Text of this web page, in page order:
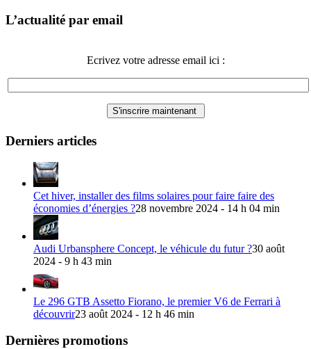
L’actualité par email
Ecrivez votre adresse email ici :
Derniers articles
Cet hiver, installer des films solaires pour faire faire des
économies d’énergies ?28 novembre 2024 - 14 h 04 min
Audi Urbansphere Concept, le véhicule du futur ?30 août
2024 - 9 h 43 min
Le 296 GTB Assetto Fiorano, le premier V6 de Ferrari à
découvrir23 août 2024 - 12 h 46 min
Dernières promotions